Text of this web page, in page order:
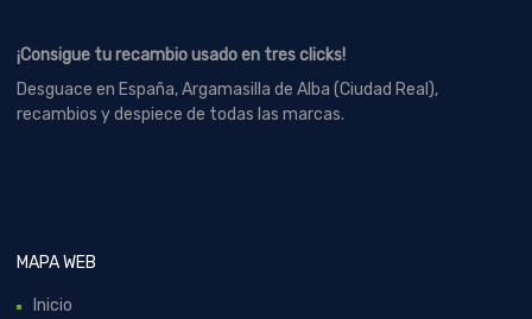
¡Consigue tu recambio usado en tres clicks!
Desguace en España, Argamasilla de Alba (Ciudad Real),
recambios y despiece de todas las marcas.
MAPA WEB
Inicio